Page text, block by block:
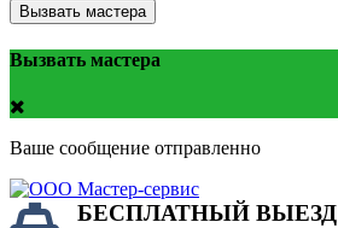
Вызвать мастера
Вызвать мастера
Ваше сообщение отправленно
БЕСПЛАТНЫЙ ВЫЕЗД